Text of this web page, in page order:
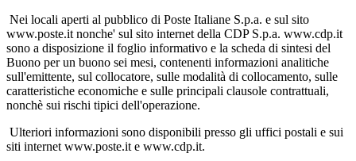
Nei locali aperti al pubblico di Poste Italiane S.p.a. e sul sito
www.poste.it nonche' sul sito internet della CDP S.p.a. www.cdp.it
sono a disposizione il foglio informativo e la scheda di sintesi del
Buono per un buono sei mesi, contenenti informazioni analitiche
sull'emittente, sul collocatore, sulle modalità di collocamento, sulle
caratteristiche economiche e sulle principali clausole contrattuali,
nonchè sui rischi tipici dell'operazione.
Ulteriori informazioni sono disponibili presso gli uffici postali e sui
siti internet www.poste.it e www.cdp.it.